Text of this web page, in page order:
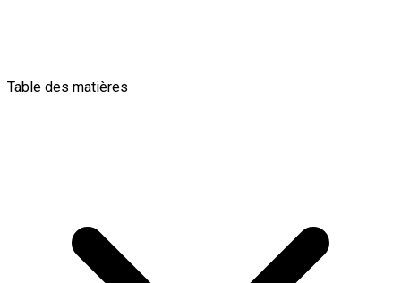
Table des matières